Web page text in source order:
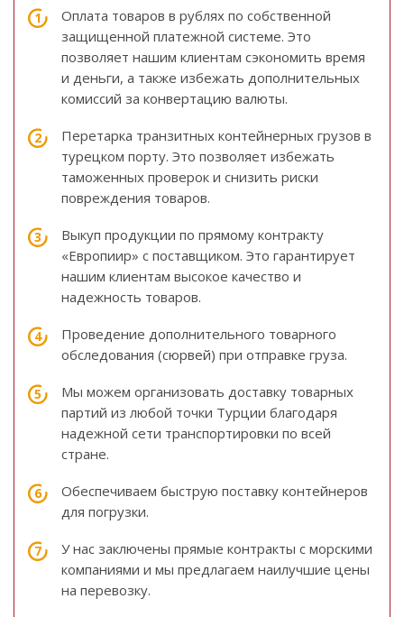
Оплата товаров в рублях по собственной
защищенной платежной системе. Это
позволяет нашим клиентам сэкономить время
и деньги, а также избежать дополнительных
комиссий за конвертацию валюты.
Перетарка транзитных контейнерных грузов в
турецком порту. Это позволяет избежать
таможенных проверок и снизить риски
повреждения товаров.
Выкуп продукции по прямому контракту
«Европиир» с поставщиком. Это гарантирует
нашим клиентам высокое качество и
надежность товаров.
Проведение дополнительного товарного
обследования (сюрвей) при отправке груза.
Мы можем организовать доставку товарных
партий из любой точки Турции благодаря
надежной сети транспортировки по всей
стране.
Обеспечиваем быструю поставку контейнеров
для погрузки.
У нас заключены прямые контракты с морскими
компаниями и мы предлагаем наилучшие цены
на перевозку.